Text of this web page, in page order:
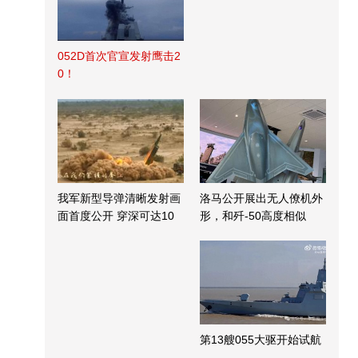
052D首次官宣发射鹰击2
0！
我军新型导弹清晰发射画
面首度公开 穿深可达10
洛马公开展出无人僚机外
形，和歼-50高度相似
第13艘055大驱开始试航